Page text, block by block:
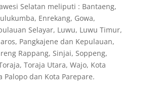
Selatan meliputi : Bantaeng,
Enrekang, Gowa,
Selayar, Luwu, Luwu Timur,
Pangkajene dan Kepulauan,
Rappang, Sinjai, Soppeng,
Toraja Utara, Wajo, Kota
Palopo dan Kota Parepare.